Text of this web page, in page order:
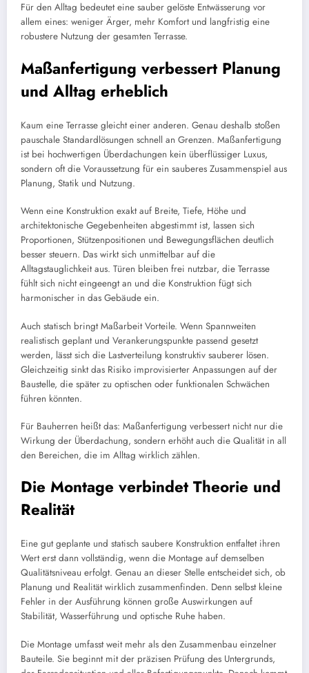
Für den Alltag bedeutet eine sauber gelöste Entwässerung vor
allem eines: weniger Ärger, mehr Komfort und langfristig eine
robustere Nutzung der gesamten Terrasse.
Maßanfertigung verbessert Planung
und Alltag erheblich
Kaum eine Terrasse gleicht einer anderen. Genau deshalb stoßen
pauschale Standardlösungen schnell an Grenzen. Maßanfertigung
ist bei hochwertigen Überdachungen kein überflüssiger Luxus,
sondern oft die Voraussetzung für ein sauberes Zusammenspiel aus
Planung, Statik und Nutzung.
Wenn eine Konstruktion exakt auf Breite, Tiefe, Höhe und
architektonische Gegebenheiten abgestimmt ist, lassen sich
Proportionen, Stützenpositionen und Bewegungsflächen deutlich
besser steuern. Das wirkt sich unmittelbar auf die
Alltagstauglichkeit aus. Türen bleiben frei nutzbar, die Terrasse
fühlt sich nicht eingeengt an und die Konstruktion fügt sich
harmonischer in das Gebäude ein.
Auch statisch bringt Maßarbeit Vorteile. Wenn Spannweiten
realistisch geplant und Verankerungspunkte passend gesetzt
werden, lässt sich die Lastverteilung konstruktiv sauberer lösen.
Gleichzeitig sinkt das Risiko improvisierter Anpassungen auf der
Baustelle, die später zu optischen oder funktionalen Schwächen
führen könnten.
Für Bauherren heißt das: Maßanfertigung verbessert nicht nur die
Wirkung der Überdachung, sondern erhöht auch die Qualität in all
den Bereichen, die im Alltag wirklich zählen.
Die Montage verbindet Theorie und
Realität
Eine gut geplante und statisch saubere Konstruktion entfaltet ihren
Wert erst dann vollständig, wenn die Montage auf demselben
Qualitätsniveau erfolgt. Genau an dieser Stelle entscheidet sich, ob
Planung und Realität wirklich zusammenfinden. Denn selbst kleine
Fehler in der Ausführung können große Auswirkungen auf
Stabilität, Wasserführung und optische Ruhe haben.
Die Montage umfasst weit mehr als den Zusammenbau einzelner
Bauteile. Sie beginnt mit der präzisen Prüfung des Untergrunds,